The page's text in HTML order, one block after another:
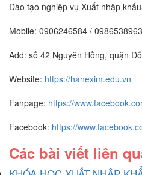
Đào tạo nghiệp vụ Xuất nhập
Mobile: 0906246584 / 0986538963
Add: số 42 Nguyên Hồng, quận
Website: https://hanexim.edu.vn
Fanpage: https://
Facebook: https://
Các bài viết liên